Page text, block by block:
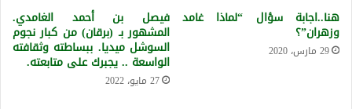
هنا..اجابة سؤال “لماذا غامد
وزهران”؟
29 مارس، 2020
فيصل بن أحمد الغامدي.
المشهور بـ (برقان) من كبار نجوم
السوشل ميديا. ببساطته وثقافته
الواسعة .. يجبرك على متابعته.
27 مايو، 2022